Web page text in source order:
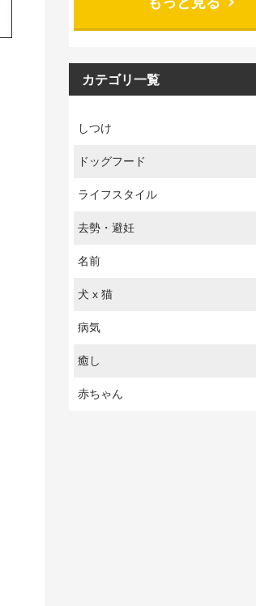
カテゴリ一覧
しつけ
ドッグフード
ライフスタイル
去勢・避妊
名前
犬 x 猫
病気
癒し
赤ちゃん